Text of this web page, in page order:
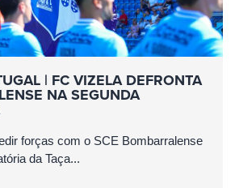
| FC VIZELA DEFRONTA
NA SEGUNDA
forças com o SCE Bombarralense
da Taça...